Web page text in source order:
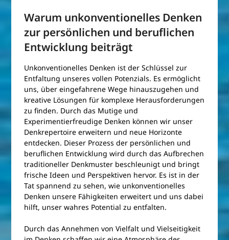
Warum unkonventionelles Denken
zur persönlichen und beruflichen
Entwicklung beiträgt
Unkonventionelles Denken ist der Schlüssel zur
Entfaltung unseres vollen Potenzials. Es ermöglicht
uns, über eingefahrene Wege hinauszugehen und
kreative Lösungen für komplexe Herausforderungen
zu finden. Durch das Mutige und
Experimentierfreudige Denken können wir unser
Denkrepertoire erweitern und neue Horizonte
entdecken. Dieser Prozess der persönlichen und
beruflichen Entwicklung wird durch das Aufbrechen
traditioneller Denkmuster beschleunigt und bringt
frische Ideen und Perspektiven hervor. Es ist in der
Tat spannend zu sehen, wie unkonventionelles
Denken unsere Fähigkeiten erweitert und uns dabei
hilft, unser wahres Potential zu entfalten.
Durch das Annehmen von Vielfalt und Vielseitigkeit